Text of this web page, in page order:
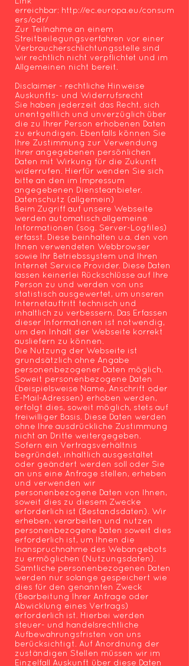
erreichbar: http://ec.europa.eu/consum
ers/odr/
Zur Teilnahme an einem
Streitbeilegungsverfahren vor einer
Verbraucherschlichtungsstelle sind
wir rechtlich nicht verpflichtet und im
Allgemeinen nicht bereit.
Disclaimer - rechtliche Hinweise
Auskunfts- und Widerrufsrecht
Sie haben jederzeit das Recht, sich
unentgeltlich und unverzüglich über
die zu Ihrer Person erhobenen Daten
zu erkundigen. Ebenfalls können Sie
Ihre Zustimmung zur Verwendung
Ihrer angegebenen persönlichen
Daten mit Wirkung für die Zukunft
widerrufen. Hierfür wenden Sie sich
bitte an den im Impressum
angegebenen Diensteanbieter.
Datenschutz (allgemein)
Beim Zugriff auf unsere Webseite
werden automatisch allgemeine
Informationen (sog. Server-Logfiles)
erfasst. Diese beinhalten u.a. den von
Ihnen verwendeten Webbrowser
sowie Ihr Betriebssystem und Ihren
Internet Service Provider. Diese Daten
lassen keinerlei Rückschlüsse auf Ihre
Person zu und werden von uns
statistisch ausgewertet, um unseren
Internetauftritt technisch und
inhaltlich zu verbessern. Das Erfassen
dieser Informationen ist notwendig,
um den Inhalt der Webseite korrekt
ausliefern zu können.
Die Nutzung der Webseite ist
grundsätzlich ohne Angabe
personenbezogener Daten möglich.
Soweit personenbezogene Daten
(beispielsweise Name, Anschrift oder
E-Mail-Adressen) erhoben werden,
erfolgt dies, soweit möglich, stets auf
freiwilliger Basis. Diese Daten werden
ohne Ihre ausdrückliche Zustimmung
nicht an Dritte weitergegeben.
Sofern ein Vertragsverhältnis
begründet, inhaltlich ausgestaltet
oder geändert werden soll oder Sie
an uns eine Anfrage stellen, erheben
und verwenden wir
personenbezogene Daten von Ihnen,
soweit dies zu diesem Zwecke
erforderlich ist (Bestandsdaten). Wir
erheben, verarbeiten und nutzen
personenbezogene Daten soweit dies
erforderlich ist, um Ihnen die
Inanspruchnahme des Webangebots
zu ermöglichen (Nutzungsdaten).
Sämtliche personenbezogenen Daten
werden nur solange gespeichert wie
dies für den genannten Zweck
(Bearbeitung Ihrer Anfrage oder
Abwicklung eines Vertrags)
erforderlich ist. Hierbei werden
steuer- und handelsrechtliche
Aufbewahrungsfristen von uns
berücksichtigt. Auf Anordnung der
zuständigen Stellen müssen wir im
Einzelfall Auskunft über diese Daten